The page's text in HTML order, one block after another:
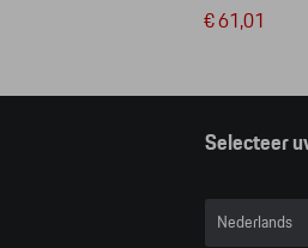
€ 61,01
Selecteer
Nederlands